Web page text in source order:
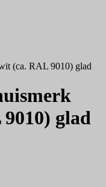
(ca. RAL 9010) glad
glad